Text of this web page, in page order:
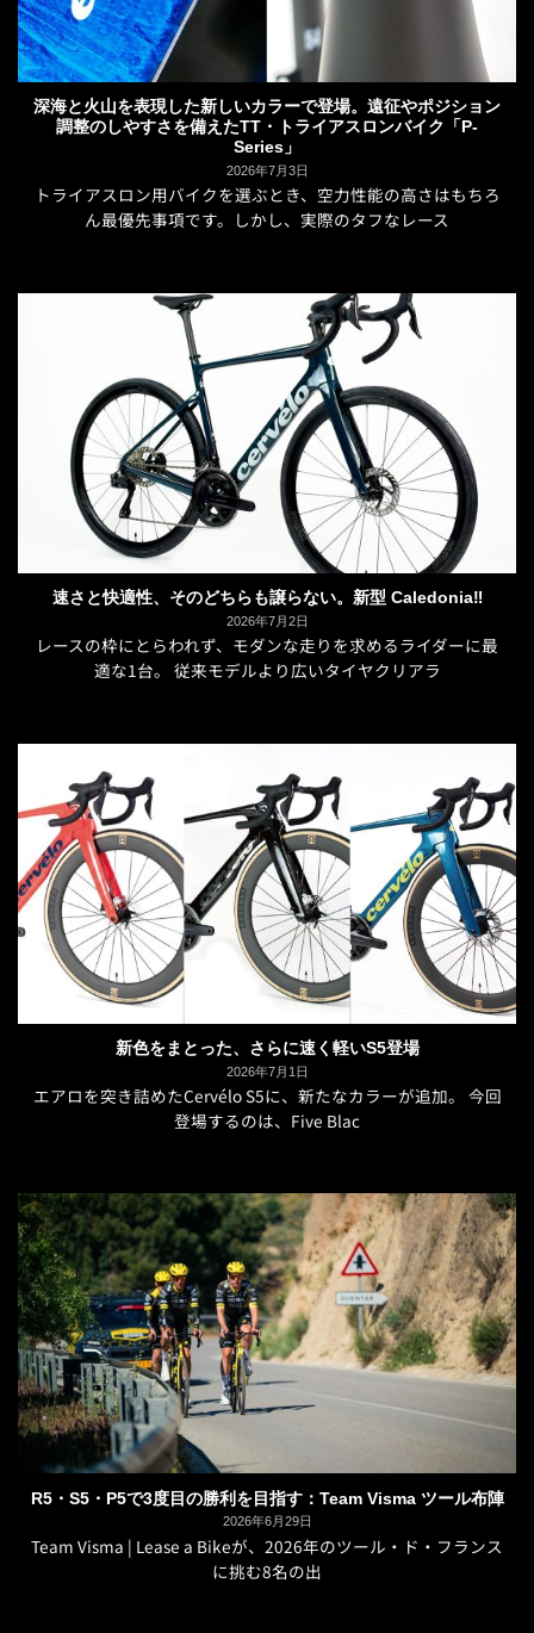
深海と火山を表現した新しいカラーで登場。遠征やポジション
調整のしやすさを備えたTT・トライアスロンバイク「P-
Series」
2026年7月3日
トライアスロン用バイクを選ぶとき、空力性能の高さはもちろ
ん最優先事項です。しかし、実際のタフなレース
速さと快適性、そのどちらも譲らない。新型 Caledonia‼︎
2026年7月2日
レースの枠にとらわれず、モダンな走りを求めるライダーに最
適な1台。 従来モデルより広いタイヤクリアラ
新色をまとった、さらに速く軽いS5登場
2026年7月1日
エアロを突き詰めたCervélo S5に、新たなカラーが追加。 今回
登場するのは、Five Blac
R5・S5・P5で3度目の勝利を目指す：Team Visma ツール布陣
2026年6月29日
Team Visma | Lease a Bikeが、2026年のツール・ド・フランス
に挑む8名の出